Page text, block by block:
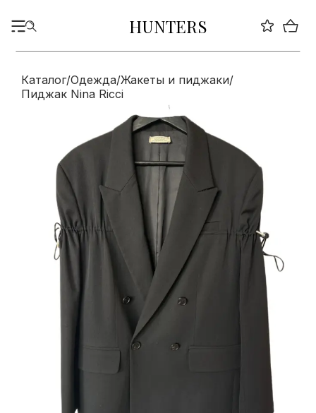
HUNTERS
Каталог/Одежда/Жакеты и пиджаки/
Пиджак Nina Ricci